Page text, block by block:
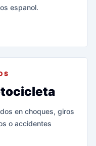
espanol.
en choques, giros
o accidentes